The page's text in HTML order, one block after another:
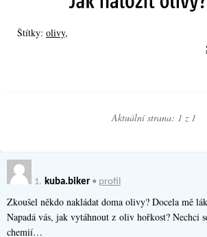
Štítky: olivy,
Aktuální strana: 1 z 1
1. kuba.biker • profil
Zkoušel někdo nakládat doma olivy? Docela mě
Napadá vás, jak vytáhnout z oliv hořkost? Nechci
chemií…